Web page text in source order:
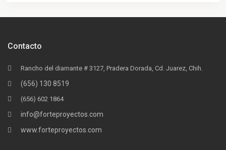
Contacto
Rancho del diamante # 3127, Pradera Dorada, Cd. Juarez, Chih.
(656) 130 8519
(656) 602 1864
info@forteproyectos.com
www.forteproyectos.com